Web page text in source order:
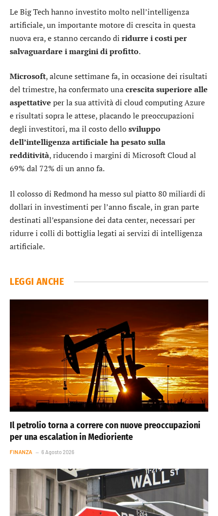
Le Big Tech hanno investito molto nell’intelligenza
artificiale, un importante motore di crescita in questa
nuova era, e stanno cercando di ridurre i costi per
salvaguardare i margini di profitto.
Microsoft, alcune settimane fa, in occasione dei risultati
del trimestre, ha confermato unacrescita superiore alle
aspettative per la sua attività di cloud computing Azure
e risultati sopra le attese, placando le preoccupazioni
degli investitori, ma il costo dellosviluppo
dell’intelligenza artificiale ha pesato sulla
redditività, riducendo i margini di Microsoft Cloud al
69% dal 72% di un anno fa.
Il colosso di Redmond ha messo sul piatto 80 miliardi di
dollari in investimenti per l’anno fiscale, in gran parte
destinati all’espansione dei data center, necessari per
ridurre i colli di bottiglia legati ai servizi di intelligenza
artificiale.
LEGGI ANCHE
Il petrolio torna a correre con nuove preoccupazioni
per una escalation in Medioriente
FINANZA 6 Agosto 2026